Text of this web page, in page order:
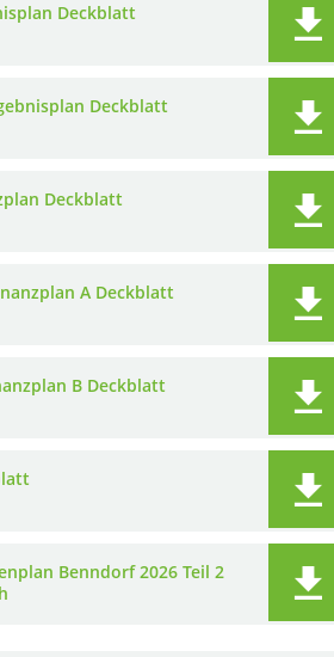
Deckblatt
Deckblatt
Deckblatt
A Deckblatt
B Deckblatt
Benndorf 2026 Teil 2